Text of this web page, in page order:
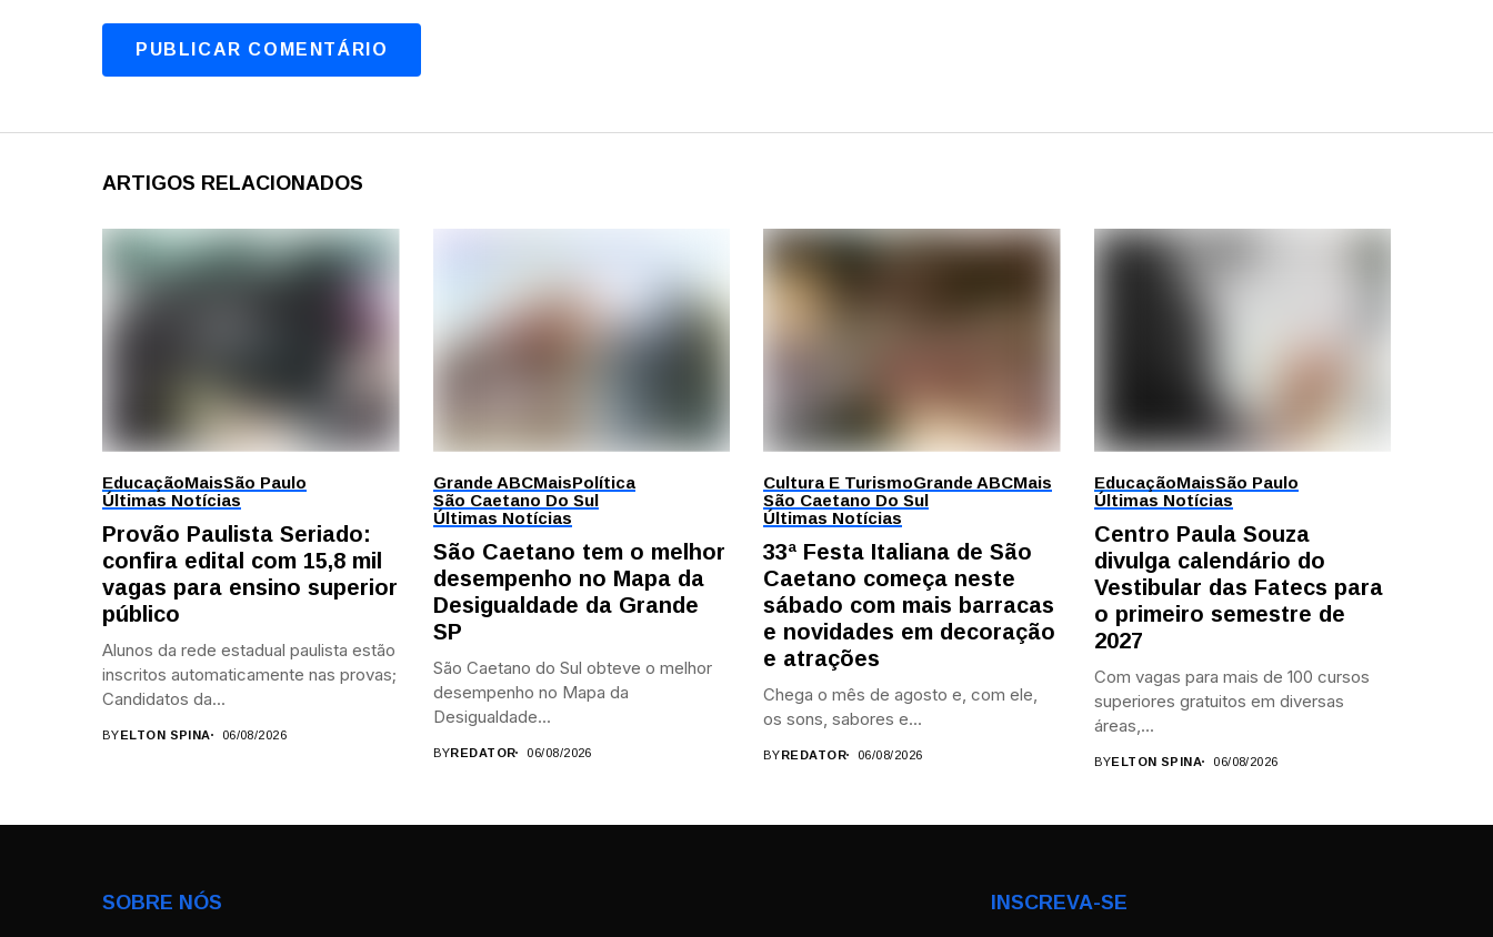
ARTIGOS RELACIONADOS
EducaçãoMaisSão Paulo
Últimas Notícias
Provão Paulista Seriado:
confira edital com 15,8 mil
vagas para ensino superior
público
Alunos da rede estadual paulista estão
inscritos automaticamente nas provas;
Candidatos da...
BYELTON SPINA 06/08/2026
Grande ABCMaisPolítica
São Caetano Do Sul
Últimas Notícias
São Caetano tem o melhor
desempenho no Mapa da
Desigualdade da Grande
SP
São Caetano do Sul obteve o melhor
desempenho no Mapa da
Desigualdade...
BYREDATOR 06/08/2026
Cultura E TurismoGrande ABCMais
São Caetano Do Sul
Últimas Notícias
33ª Festa Italiana de São
Caetano começa neste
sábado com mais barracas
e novidades em decoração
e atrações
Chega o mês de agosto e, com ele,
os sons, sabores e...
BYREDATOR 06/08/2026
EducaçãoMaisSão Paulo
Últimas Notícias
Centro Paula Souza
divulga calendário do
Vestibular das Fatecs para
o primeiro semestre de
2027
Com vagas para mais de 100 cursos
superiores gratuitos em diversas
áreas,...
BYELTON SPINA 06/08/2026
SOBRE NÓS INSCREVA-SE